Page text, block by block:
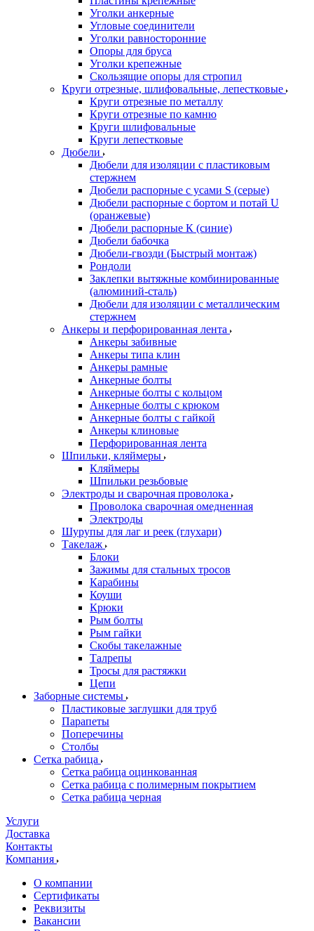
Уголки анкерные
Угловые соединители
Уголки равносторонние
Опоры для бруса
Уголки крепежные
Скользящие опоры для стропил
Круги отрезные, шлифовальные, лепестковые
Круги отрезные по металлу
Круги отрезные по камню
Круги шлифовальные
Круги лепестковые
Дюбели
Дюбели для изоляции с пластиковым
стержнем
Дюбели распорные с усами S (серые)
Дюбели распорные c бортом и потай U
(оранжевые)
Дюбели распорные К (синие)
Дюбели бабочка
Дюбели-гвозди (Быстрый монтаж)
Рондоли
Заклепки вытяжные комбинированные
(алюминий-сталь)
Дюбели для изоляции с металлическим
стержнем
Анкеры и перфорированная лента
Анкеры забивные
Анкеры типа клин
Анкеры рамные
Анкерные болты
Анкерные болты с кольцом
Анкерные болты с крюком
Анкерные болты с гайкой
Анкеры клиновые
Перфорированная лента
Шпильки, кляймеры
Кляймеры
Шпильки резьбовые
Электроды и сварочная проволока
Проволока сварочная омедненная
Электроды
Шурупы для лаг и реек (глухари)
Такелаж
Блоки
Зажимы для стальных тросов
Карабины
Коуши
Крюки
Рым болты
Рым гайки
Скобы такелажные
Талрепы
Тросы для растяжки
Цепи
Заборные системы
Пластиковые заглушки для труб
Парапеты
Поперечины
Столбы
Сетка рабица
Сетка рабица оцинкованная
Сетка рабица с полимерным покрытием
Сетка рабица черная
Услуги
Доставка
Контакты
Компания
О компании
Сертификаты
Реквизиты
Вакансии